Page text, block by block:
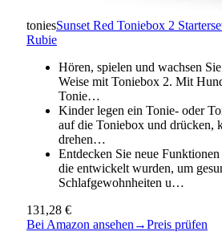
toniesSunset Red Toniebox 2
Rubie
Hören, spielen und wachsen
Weise mit Toniebox 2. Mit
Tonie…
Kinder legen ein Tonie- oder
auf die Toniebox und drücken,
drehen…
Entdecken Sie neue
die entwickelt wurden, um
Schlafgewohnheiten u…
131,28 €
Bei Amazon ansehen →Preis prüfen